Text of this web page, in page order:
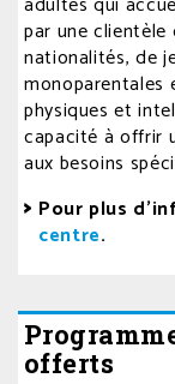
par une
nationalités, de
monoparentales
physiques et
capacité à offrir
aux besoins
Pour plus
centre.
offerts